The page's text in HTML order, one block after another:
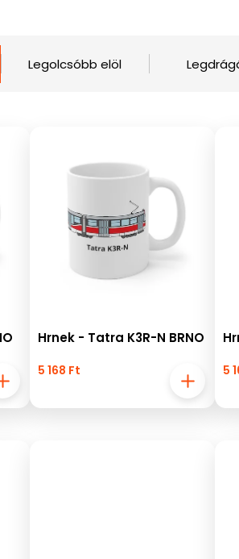
Legolcsóbb elöl
Hrnek - Tatra K3R-N BRNO
5 168 Ft 5